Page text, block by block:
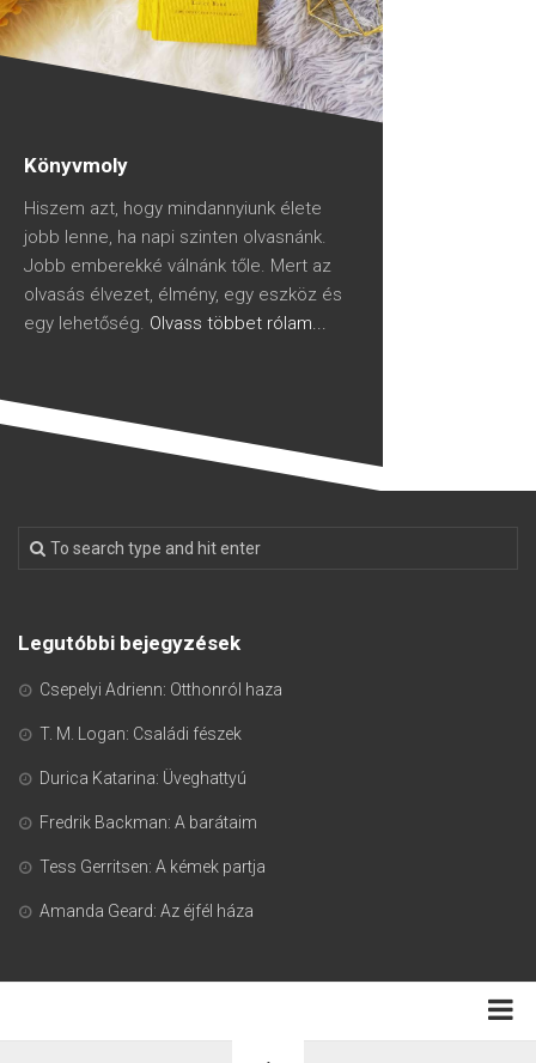
Könyvmoly
Hiszem azt, hogy mindannyiunk élete
jobb lenne, ha napi szinten olvasnánk.
Jobb emberekké válnánk tőle. Mert az
olvasás élvezet, élmény, egy eszköz és
egy lehetőség. Olvass többet rólam...
Legutóbbi bejegyzések
Csepelyi Adrienn: Otthonról haza
T. M. Logan: Családi fészek
Durica Katarina: Üveghattyú
Fredrik Backman: A barátaim
Tess Gerritsen: A kémek partja
Amanda Geard: Az éjfél háza